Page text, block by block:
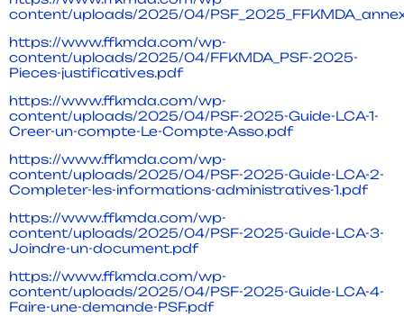
content/uploads/2025/04/
https://www.ffkmda.com/wp-
content/uploads/2025/04/FFKMDA_PSF-2025-
Pieces-justificatives.pdf
https://www.ffkmda.com/wp-
content/uploads/2025/04/PSF-2025-Guide-LCA-1-
Creer-un-compte-Le-Compte-Asso.pdf
https://www.ffkmda.com/wp-
content/uploads/2025/04/PSF-2025-Guide-LCA-2-
Completer-les-informations-administratives-1.pdf
https://www.ffkmda.com/wp-
content/uploads/2025/04/PSF-2025-Guide-LCA-3-
Joindre-un-document.pdf
https://www.ffkmda.com/wp-
content/uploads/2025/04/PSF-2025-Guide-LCA-4-
Faire-une-demande-PSF.pdf